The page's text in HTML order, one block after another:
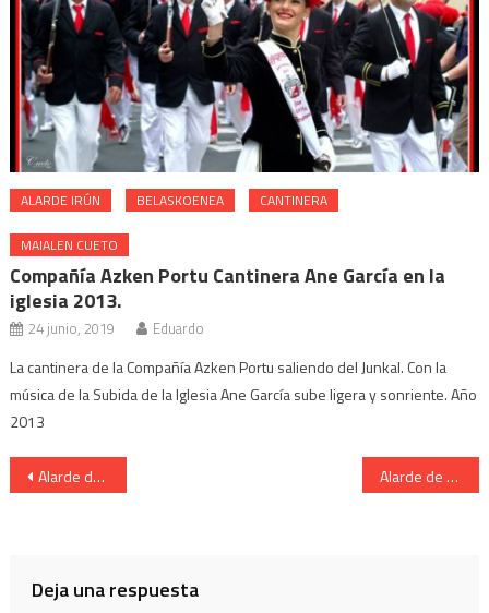
ALARDE IRÚN BELASKOENEA CANTINERA
MAIALEN CUETO
Compañía Azken Portu Cantinera Ane García en la
iglesia 2013.
24 junio, 2019 Eduardo
La cantinera de la Compañía Azken Portu saliendo del Junkal. Con la
música de la Subida de la Iglesia Ane García sube ligera y sonriente. Año
2013
Navegación
Alarde de San Marcial de Irun. Estado Mayor Alarde de San Marcial de Irun.Cantinera de Caballería.
Deja una respuesta